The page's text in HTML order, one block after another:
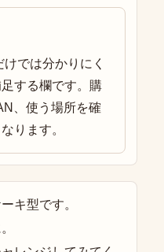
では分かりにく
する欄です。購
、使う場所を確
ります。
キ型です。